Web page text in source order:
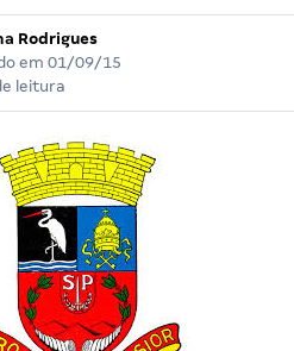
Rodrigues
em 01/09/15
leitura